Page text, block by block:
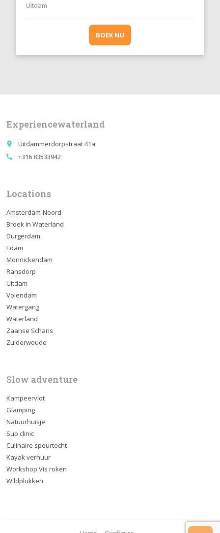
UItdam
BOEK NU
Experiencewaterland
place Uitdammerdorpstraat 41a
call +316 83533942
Locations
Amsterdam-Noord
Broek in Waterland
Durgerdam
Edam
Monnickendam
Ransdorp
Uitdam
Volendam
Watergang
Waterland
Zaanse Schans
Zuiderwoude
Slow adventure
Kampeervlot
Glamping
Natuurhuisje
Sup clinic
Culinaire speurtocht
Kayak verhuur
Workshop Vis roken
Wildplukken